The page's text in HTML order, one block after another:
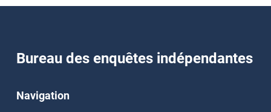
Bureau des enquêtes indépendantes
Navigation